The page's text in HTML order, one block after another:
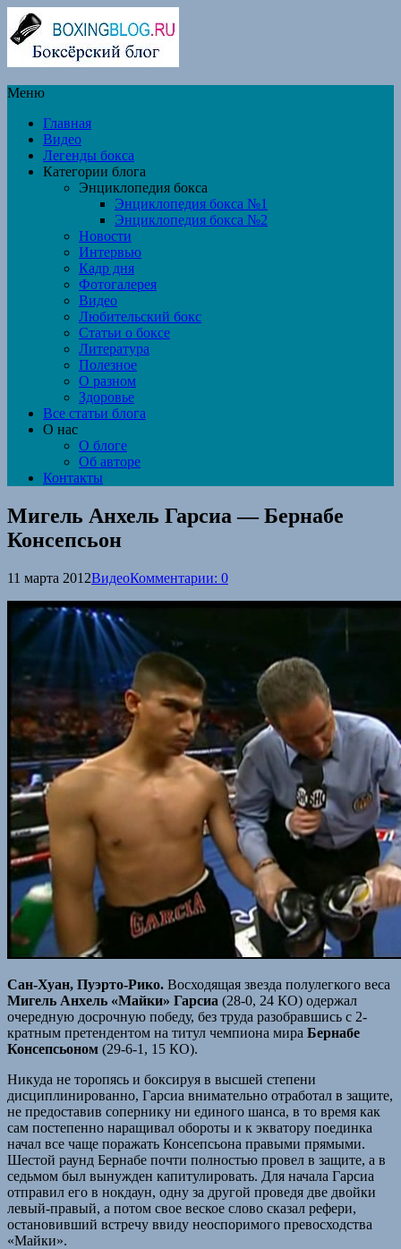
Меню
Главная
Видео
Легенды бокса
Категории блога
Энциклопедия бокса
Энциклопедия бокса №1
Энциклопедия бокса №2
Новости
Интервью
Кадр дня
Фотогалерея
Видео
Любительский бокс
Статьи о боксе
Литература
Полезное
О разном
Здоровье
Все статьи блога
О нас
О блоге
Об авторе
Контакты
Мигель Анхель Гарсиа — Бернабе
Консепсьон
11 марта 2012ВидеоКомментарии: 0
Сан-Хуан, Пуэрто-Рико. Восходящая звезда полулегкого веса
Мигель Анхель «Майки» Гарсиа (28-0, 24 КО) одержал
очередную досрочную победу, без труда разобравшись с 2-
кратным претендентом на титул чемпиона мира Бернабе
Консепсьоном (29-6-1, 15 КО).
Никуда не торопясь и боксируя в высшей степени
дисциплинированно, Гарсиа внимательно отработал в защите,
не предоставив сопернику ни единого шанса, в то время как
сам постепенно наращивал обороты и к экватору поединка
начал все чаще поражать Консепсьона правыми прямыми.
Шестой раунд Бернабе почти полностью провел в защите, а в
седьмом был вынужден капитулировать. Для начала Гарсиа
отправил его в нокдаун, одну за другой проведя две двойки
левый-правый, а потом свое веское слово сказал рефери,
остановивший встречу ввиду неоспоримого превосходства
«Майки».